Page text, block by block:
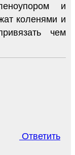
и
коленями и
чем
Ответить